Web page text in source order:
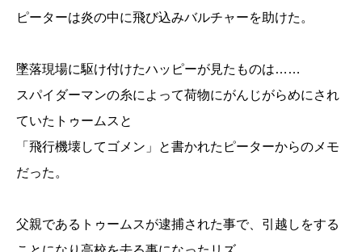
ピーターは炎の中に飛び込みバルチャーを助けた。
墜落現場に駆け付けたハッピーが見たものは……
スパイダーマンの糸によって荷物にがんじがらめにされ
ていたトゥームスと
「飛行機壊してゴメン」と書かれたピーターからのメモ
だった。
父親であるトゥームスが逮捕された事で、引越しをする